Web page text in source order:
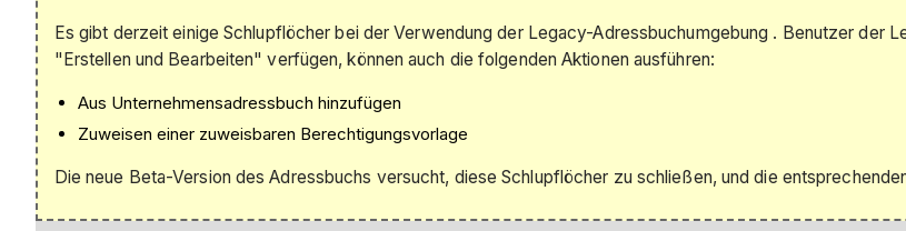
Es gibt derzeit einige Schlupflöcher bei der Verwendung der Legacy-Adressbuchumgebung . Benutzer der
"Erstellen und Bearbeiten" verfügen, können auch die folgenden Aktionen ausführen:
Aus Unternehmensadressbuch hinzufügen
Zuweisen einer zuweisbaren Berechtigungsvorlage
Die neue Beta-Version des Adressbuchs versucht, diese Schlupflöcher zu schließen, und die